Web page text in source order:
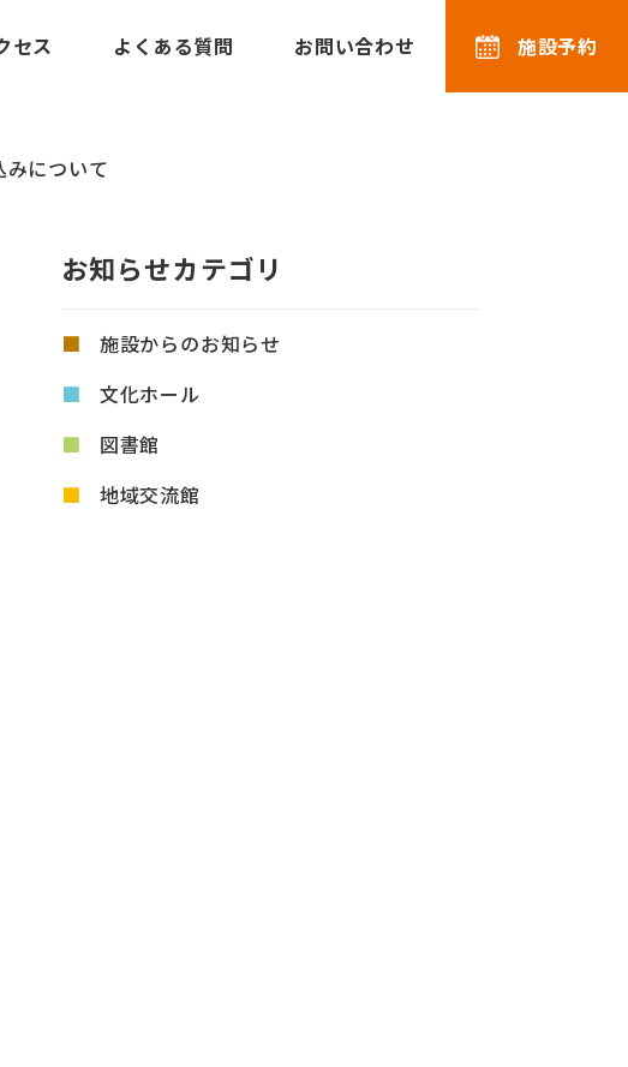
セス よくある質問 お問い合わせ 施設予約
みについて
お知らせカテゴリ
施設からのお知らせ
文化ホール
図書館
地域交流館